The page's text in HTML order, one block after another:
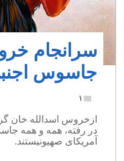
سرانجام
جاسوس
۱
ازخروس اسدالله خان
در رفته، همه و همه
آمریکای صهیونیستند.